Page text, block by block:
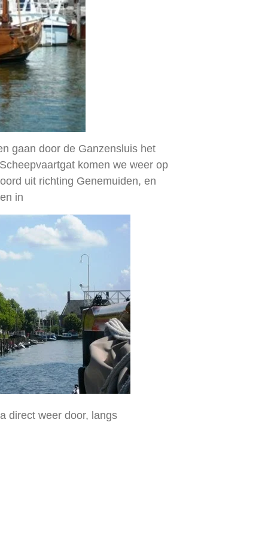
gaan door de Ganzensluis het
komen we weer op
uit richting Genemuiden, en
in
direct weer door, langs